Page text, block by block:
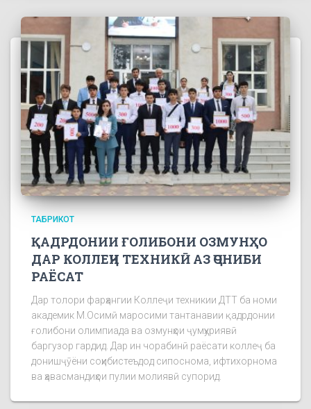
ТАБРИКОТ
ҚАДРДОНИИ ҒОЛИБОНИ ОЗМУНҲО
ДАР КОЛЛЕҶИ ТЕХНИКӢ АЗ ҶОНИБИ
РАЁСАТ
Дар толори фарҳангии Коллеҷи техникии ДТТ ба номи
академик М.Осимӣ маросими тантанавии қадрдонии
ғолибони олимпиада ва озмунҳои ҷумҳуриявӣ
баргузор гардид. Дар ин чорабинӣ раёсати коллеҷ ба
донишҷӯёни соҳибистеъдод сипоснома, ифтихорнома
ва ҳавасмандиҳои пулии молиявӣ супорид.